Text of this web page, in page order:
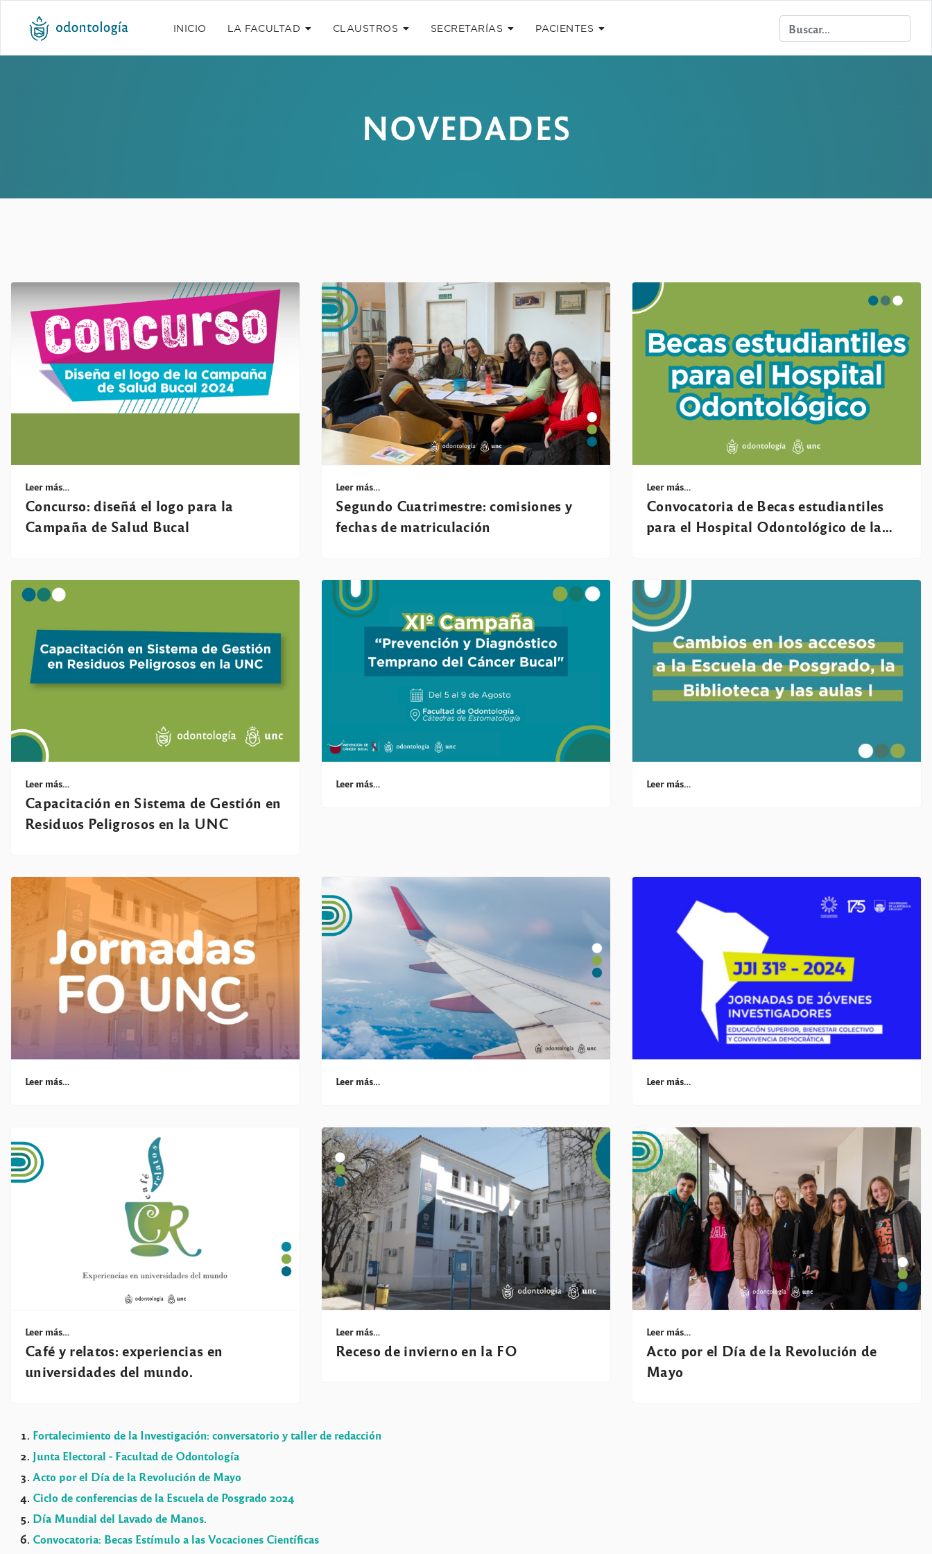
INICIO LA FACULTAD CLAUSTROS SECRETARÍAS PACIENTES
NOVEDADES
Concurso: diseñá el logo para la
Campaña de Salud Bucal
Leer más…
Segundo Cuatrimestre: comisiones y
fechas de matriculación
Leer más…
Convocatoria de Becas estudiantiles
para el Hospital Odontológico de la
Leer más…
Capacitación en Sistema de Gestión en
Residuos Peligrosos en la UNC
Leer más… Leer más… Leer más…
Leer más… Leer más… Leer más…
Café y relatos: experiencias en
universidades del mundo.
Leer más…
Receso de invierno en la FO
Leer más…
Acto por el Día de la Revolución de
Mayo
Leer más…
Fortalecimiento de la Investigación: conversatorio y taller de redacción
Junta Electoral - Facultad de Odontología
Acto por el Día de la Revolución de Mayo
Ciclo de conferencias de la Escuela de Posgrado 2024
Día Mundial del Lavado de Manos.
Convocatoria: Becas Estímulo a las Vocaciones Científicas